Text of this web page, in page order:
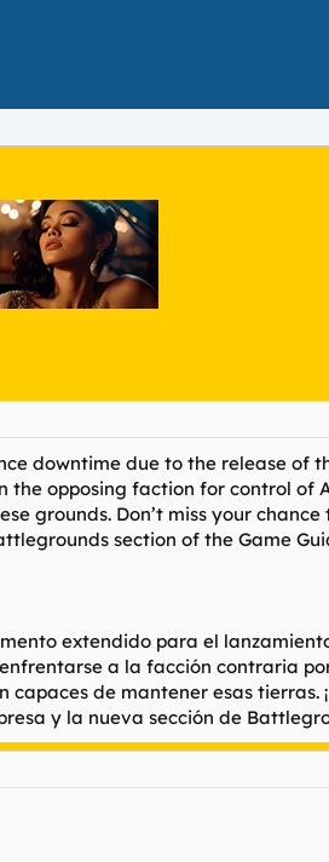
downtime due to the release of
opposing faction for control of
grounds. Don’t miss your
section of the Game
extendido para el
a la facción contraria
de mantener esas
y la nueva sección de